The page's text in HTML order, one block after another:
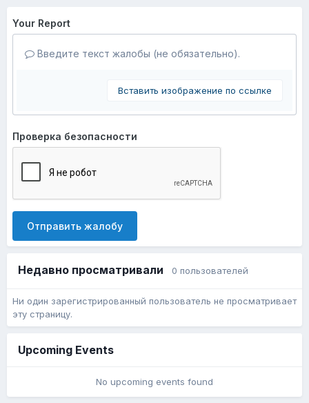
Your Report
Введите текст жалобы (не обязательно).
Вставить изображение по ссылке
Проверка безопасности
Отправить жалобу
Недавно просматривали 0 пользователей
Ни один зарегистрированный пользователь не просматривает
эту страницу.
Upcoming Events
No upcoming events found